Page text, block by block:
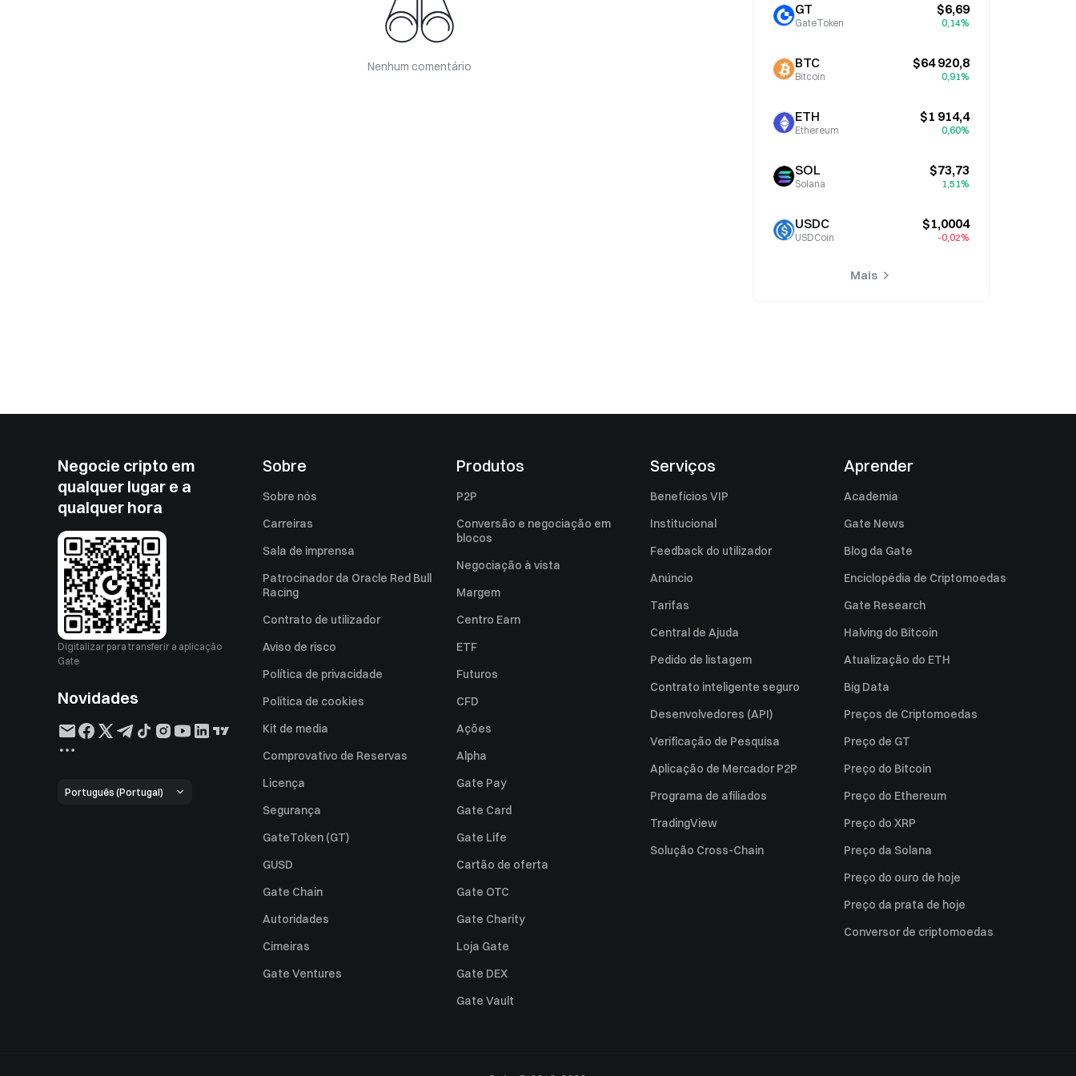
Nenhum comentário
GT
GateToken
$6,69
0,14%
BTC
Bitcoin
$64 920,8
0,91%
ETH
Ethereum
$1 914,4
0,60%
SOL
Solana
$73,73
1,51%
USDC
USDCoin
$1,0004
-0,02%
Mais
Negocie cripto em
qualquer lugar e a
qualquer hora
Digitalizar para transferir a aplicação
Gate
Novidades
Português (Portugal)
Sobre
Sobre nós
Carreiras
Sala de imprensa
Patrocinador da Oracle Red Bull
Racing
Contrato de utilizador
Aviso de risco
Política de privacidade
Política de cookies
Kit de media
Comprovativo de Reservas
Licença
Segurança
GateToken (GT)
GUSD
Gate Chain
Autoridades
Cimeiras
Gate Ventures
Produtos
P2P
Conversão e negociação em
blocos
Negociação à vista
Margem
Centro Earn
ETF
Futuros
CFD
Ações
Alpha
Gate Pay
Gate Card
Gate Life
Cartão de oferta
Gate OTC
Gate Charity
Loja Gate
Gate DEX
Gate Vault
Serviços
Benefícios VIP
Institucional
Feedback do utilizador
Anúncio
Tarifas
Central de Ajuda
Pedido de listagem
Contrato inteligente seguro
Desenvolvedores (API)
Verificação de Pesquisa
Aplicação de Mercador P2P
Programa de afiliados
TradingView
Solução Cross-Chain
Aprender
Academia
Gate News
Blog da Gate
Enciclopédia de Criptomoedas
Gate Research
Halving do Bitcoin
Atualização do ETH
Big Data
Preços de Criptomoedas
Preço de GT
Preço do Bitcoin
Preço do Ethereum
Preço do XRP
Preço da Solana
Preço do ouro de hoje
Preço da prata de hoje
Conversor de criptomoedas